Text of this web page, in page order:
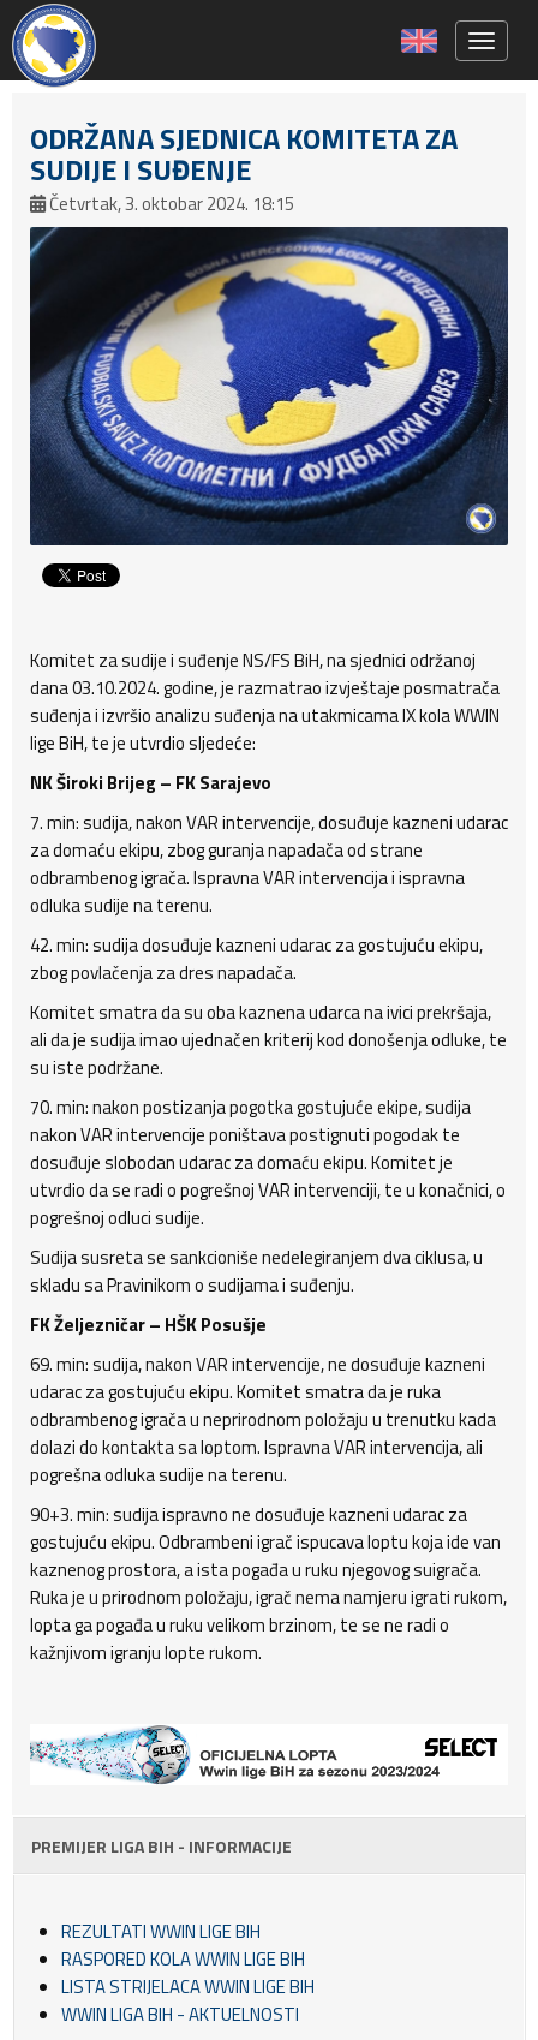
ODRŽANA SJEDNICA KOMITETA ZA
SUDIJE I SUĐENJE
Četvrtak, 3. oktobar 2024. 18:15
Komitet za sudije i suđenje NS/FS BiH, na sjednici održanoj
dana 03.10.2024. godine, je razmatrao izvještaje posmatrača
suđenja i izvršio analizu suđenja na utakmicama IX kola WWIN
lige BiH, te je utvrdio sljedeće:
NK Široki Brijeg – FK Sarajevo
7. min: sudija, nakon VAR intervencije, dosuđuje kazneni udarac
za domaću ekipu, zbog guranja napadača od strane
odbrambenog igrača. Ispravna VAR intervencija i ispravna
odluka sudije na terenu.
42. min: sudija dosuđuje kazneni udarac za gostujuću ekipu,
zbog povlačenja za dres napadača.
Komitet smatra da su oba kaznena udarca na ivici prekršaja,
ali da je sudija imao ujednačen kriterij kod donošenja odluke, te
su iste podržane.
70. min: nakon postizanja pogotka gostujuće ekipe, sudija
nakon VAR intervencije poništava postignuti pogodak te
dosuđuje slobodan udarac za domaću ekipu. Komitet je
utvrdio da se radi o pogrešnoj VAR intervenciji, te u konačnici, o
pogrešnoj odluci sudije.
Sudija susreta se sankcioniše nedelegiranjem dva ciklusa, u
skladu sa Pravinikom o sudijama i suđenju.
FK Željezničar – HŠK Posušje
69. min: sudija, nakon VAR intervencije, ne dosuđuje kazneni
udarac za gostujuću ekipu. Komitet smatra da je ruka
odbrambenog igrača u neprirodnom položaju u trenutku kada
dolazi do kontakta sa loptom. Ispravna VAR intervencija, ali
pogrešna odluka sudije na terenu.
90+3. min: sudija ispravno ne dosuđuje kazneni udarac za
gostujuću ekipu. Odbrambeni igrač ispucava loptu koja ide van
kaznenog prostora, a ista pogađa u ruku njegovog suigrača.
Ruka je u prirodnom položaju, igrač nema namjeru igrati rukom,
lopta ga pogađa u ruku velikom brzinom, te se ne radi o
kažnjivom igranju lopte rukom.
PREMIJER LIGA BIH - INFORMACIJE
REZULTATI WWIN LIGE BIH
RASPORED KOLA WWIN LIGE BIH
LISTA STRIJELACA WWIN LIGE BIH
WWIN LIGA BIH - AKTUELNOSTI